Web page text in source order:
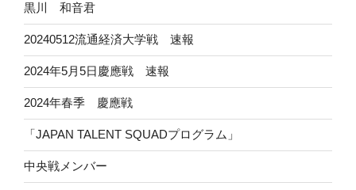
黒川 和音君
20240512流通経済大学戦 速報
2024年5月5日慶應戦 速報
2024年春季 慶應戦
「JAPAN TALENT SQUADプログラム」
中央戦メンバー